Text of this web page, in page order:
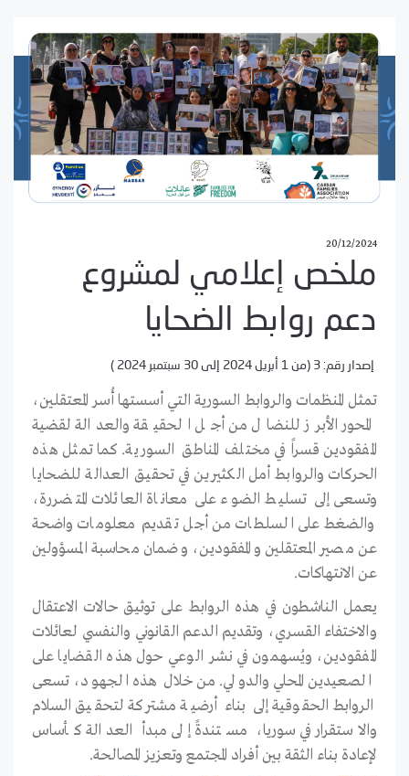
20/12/2024
ملخص إعلامي لمشروع
دعم روابط الضحايا
إصدار رقم: 3 (من 1 أبريل 2024 إلى 30 سبتمبر 2024 )
تمثل المنظمات والروابط السورية التي أسستها أُسر المعتقلين،
المحور الأبرز للنضال من أجل الحقيقة والعدالة لقضية
المفقودين قسراً في مختلف المناطق السورية. كما تمثل هذه
الحركات والروابط أمل الكثيرين في تحقيق العدالة للضحايا
وتسعى إلى تسليط الضوء على معاناة العائلات المتضررة،
والضغط على السلطات من أجل تقديم معلومات واضحة
عن مصير المعتقلين والمفقودين، وضمان محاسبة المسؤولين
عن الانتهاكات.
يعمل الناشطون في هذه الروابط على توثيق حالات الاعتقال
والاختفاء القسري، وتقديم الدعم القانوني والنفسي لعائلات
المفقودين، ويُسهمون في نشر الوعي حول هذه القضايا على
الصعيدين المحلي والدولي. من خلال هذه الجهود، تسعى
الروابط الحقوقية إلى بناء أرضية مشتركة لتحقيق السلام
والاستقرار في سوريا، مستندةً إلى مبدأ العدالة كأساس
لإعادة بناء الثقة بين أفراد المجتمع وتعزيز المصالحة.